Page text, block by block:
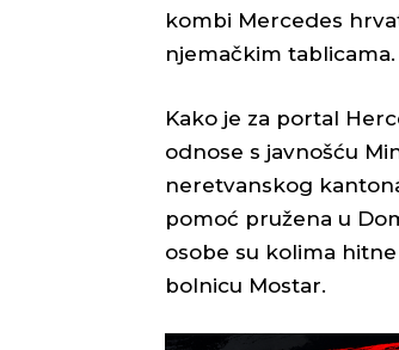
kombi Mercedes
njemačkim tablicama.
Kako je za portal
odnose s javnošću
neretvanskog
pomoć pružena u
osobe su kolima
bolnicu Mostar.